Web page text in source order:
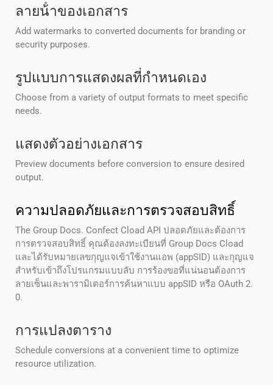
ลายน้ําของเอกสาร
Add watermarks to converted documents for branding or
security purposes.
รูปแบบการแสดงผลที่กําหนดเอง
Choose from a variety of output formats to meet specific
needs.
แสดงตัวอย่างเอกสาร
Preview documents before conversion to ensure desired
output.
ความปลอดภัยและการตรวจสอบสิทธิ์
The Group Docs. Confect Cload API ปลอดภัยและต้องการ
การตรวจสอบสิทธิ์ คุณต้องลงทะเบียนที่ Group Docs Cload
และได้รับหมายเลขกุญแจเข้าใช้งานแอพ (appSID) และกุญแจ
สําหรับเข้าถึงโปรแกรมแบบลับ การร้องขอที่แน่นอนต้องการ
ลายเซ็นและพารามิเตอร์การค้นหาแบบ appSID หรือ OAuth 2.
0.
การแปลงตาราง
Schedule conversions at a convenient time to optimize
resource utilization.